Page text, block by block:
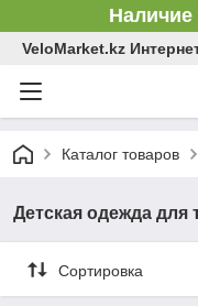
Наличие
VeloMarket.kz
Каталог товаров
Детская одежда для
Сортировка